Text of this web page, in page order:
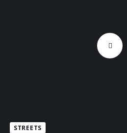
STREETS